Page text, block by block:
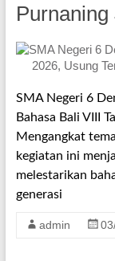
Purnaning
SMA Negeri 6
Bahasa Bali VIII
Mengangkat
kegiatan ini
melestarikan
generasi
admin